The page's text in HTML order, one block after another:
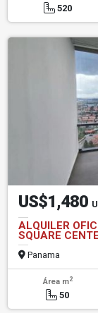
520
US$1,480
ALQUILER
SQUARE
Panama
Área m2
50